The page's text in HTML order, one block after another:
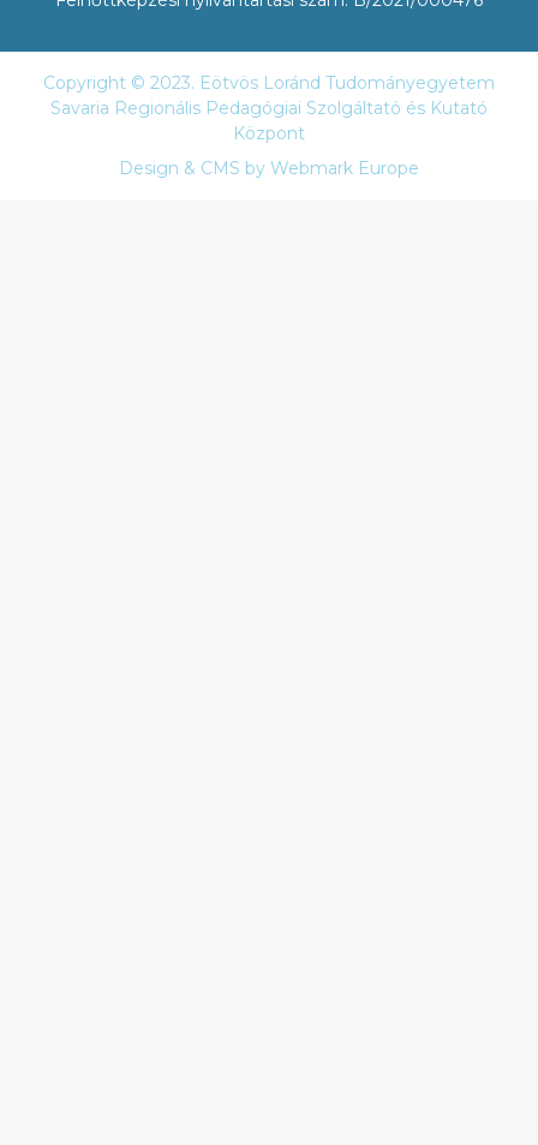
Copyright © 2023. Eötvös Loránd Tudományegyetem
Savaria Regionális Pedagógiai Szolgáltató és Kutató
Központ
Design & CMS by Webmark Europe